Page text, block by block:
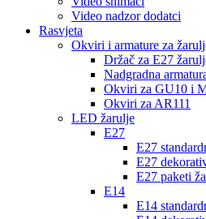
Video nadzor dodatci
Rasvjeta
Okviri i armature za
Držač za E27
Nadgradna
Okviri za GU10 i
Okviri za AR111
LED žarulje
E27
E27
E27
E27 paketi
E14
E14